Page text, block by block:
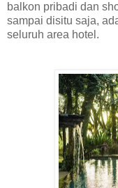
balkon pribadi dan
sampai disitu saja,
seluruh area hotel.